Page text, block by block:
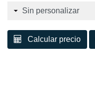
Calcular precio